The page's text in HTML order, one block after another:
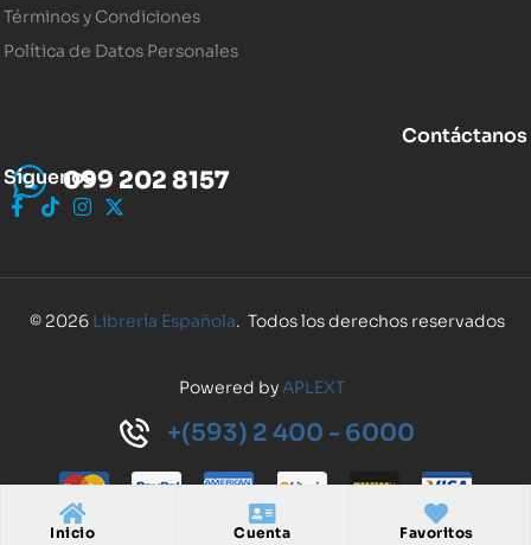
Inicio Cuenta Favoritos
Términos y Condiciones
Política de Datos Personales
Contáctanos
099 202 8157
Síguenos
© 2026 Librería Española. Todos los derechos reservados
Powered byAPLEXT
+(593) 2 400 - 6000